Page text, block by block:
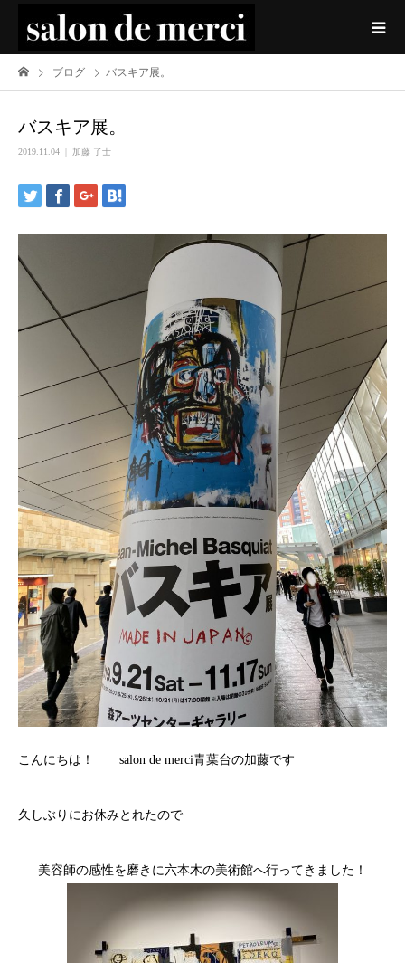
ブログ バスキア展。
バスキア展。
2019.11.04 加藤 了士
こんにちは！ salon de merci青葉台の加藤です
久しぶりにお休みとれたので
美容師の感性を磨きに六本木の美術館へ行ってきました！